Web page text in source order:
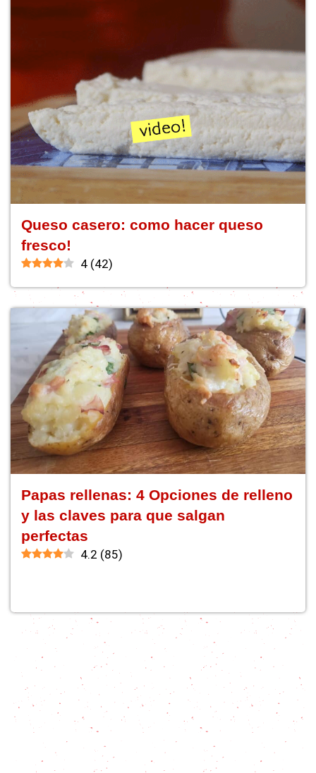
Queso casero: como hacer queso
fresco!
4 (42)
Papas rellenas: 4 Opciones de relleno
y las claves para que salgan
perfectas
4.2 (85)